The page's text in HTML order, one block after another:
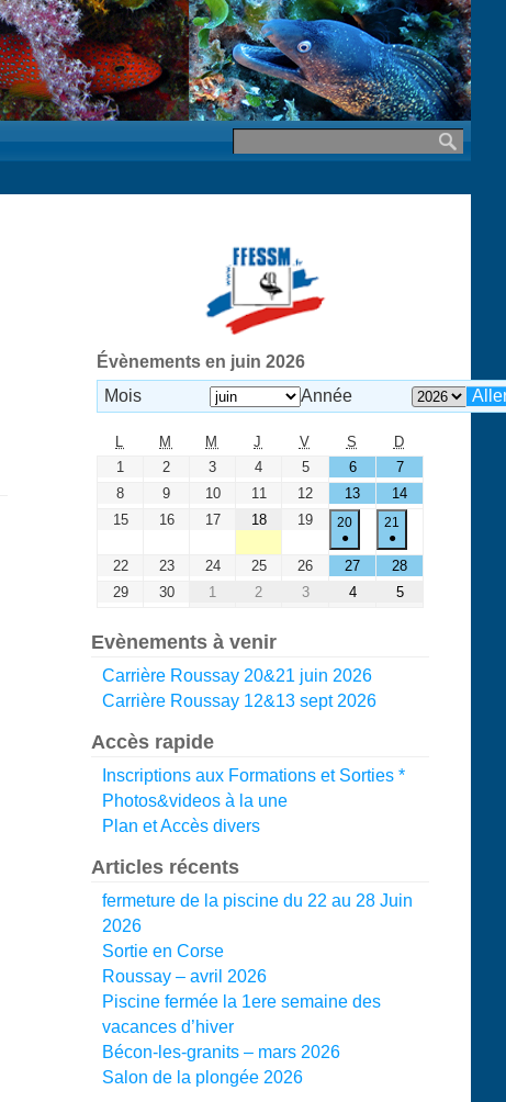
Évènements en juin 2026
Mois
Année
L M M J V S
D
1
2 3 4 5 6
7
8
9 10 11 12 13
14
15
16 17 18 19
20
●
21
●
22 23 24 25 26 27
28
29
30 1 2 3 4 5
Evènements à venir
Carrière Roussay 20&21 juin 2026
Carrière Roussay 12&13 sept 2026
Accès rapide
Inscriptions aux Formations et Sorties *
Photos&videos à la une
Plan et Accès divers
Articles récents
fermeture de la piscine du 22 au 28 Juin
2026
Sortie en Corse
Roussay – avril 2026
Piscine fermée la 1ere semaine des
vacances d’hiver
Bécon-les-granits – mars 2026
Salon de la plongée 2026